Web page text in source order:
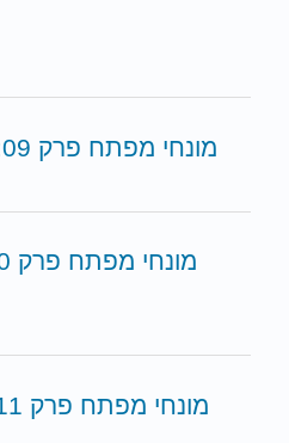
מונחי מפתח פרק 09: מפרקים